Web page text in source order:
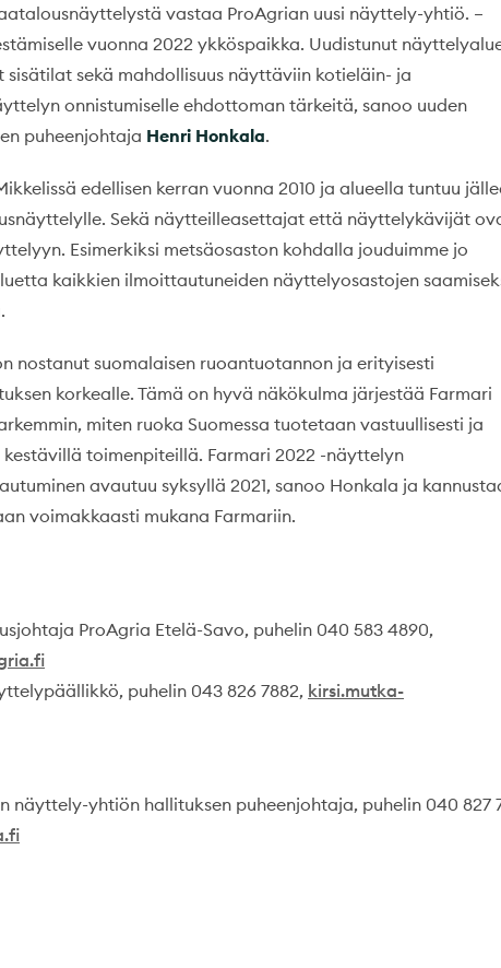
vastaa ProAgrian uusi näyttely-yhtiö. –
vuonna 2022 ykköspaikka. Uudistunut
sisätilat sekä mahdollisuus näyttäviin kotieläin- ja
onnistumiselle ehdottoman tärkeitä, sanoo uuden
puheenjohtaja Henri Honkala.
edellisen kerran vuonna 2010 ja alueella tuntuu
Sekä näytteilleasettajat että näyttelykävijät
Esimerkiksi metsäosaston kohdalla jouduimme jo
kaikkien ilmoittautuneiden näyttelyosastojen
nostanut suomalaisen ruoantuotannon ja erityisesti
korkealle. Tämä on hyvä näkökulma järjestää Farmari
miten ruoka Suomessa tuotetaan vastuullisesti ja
toimenpiteillä. Farmari 2022 -näyttelyn
avautuu syksyllä 2021, sanoo Honkala ja
voimakkaasti mukana Farmariin.
ProAgria Etelä-Savo, puhelin 040 583 4890,
puhelin 043 826 7882, kirsi.mutka-
näyttely-yhtiön hallituksen puheenjohtaja, puhelin 040 827